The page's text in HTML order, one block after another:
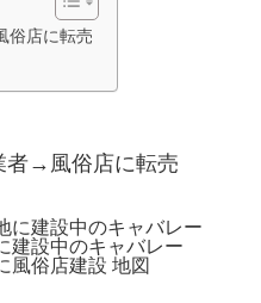
店に転売
者→風俗店に転売
建設中のキャバレー